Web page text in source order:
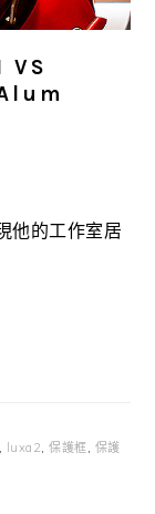
VS
他的工作室居
, luxa2,保護框, 保護